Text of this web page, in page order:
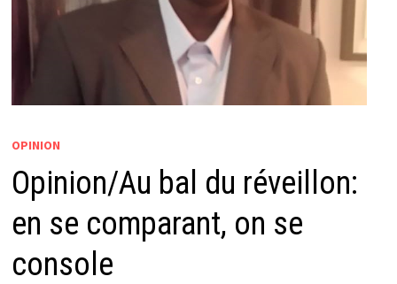
OPINION
Opinion/Au bal du réveillon:
en se comparant, on se
console